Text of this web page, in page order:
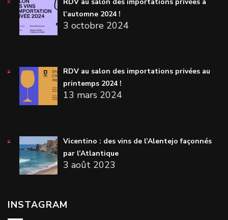
l’automne 2024 !
3 octobre 2024
RDV au salon des importations privées au
printemps 2024 !
13 mars 2024
Vicentino : des vins de l’Alentejo façonnés
par l’Atlantique
3 août 2023
INSTAGRAM